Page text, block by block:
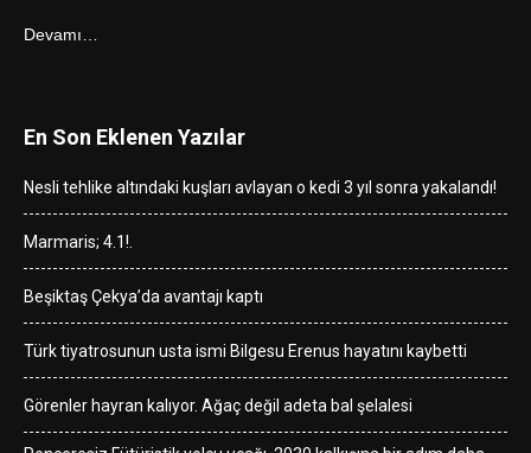
Devamı…
En Son Eklenen Yazılar
Nesli tehlike altındaki kuşları avlayan o kedi 3 yıl sonra yakalandı!
Marmaris; 4.1!.
Beşiktaş Çekya’da avantajı kaptı
Türk tiyatrosunun usta ismi Bilgesu Erenus hayatını kaybetti
Görenler hayran kalıyor. Ağaç değil adeta bal şelalesi